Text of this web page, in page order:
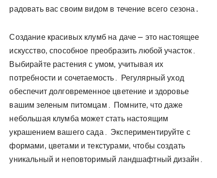
радовать вас своим видом в течение всего сезона․
Создание красивых клумб на даче ⎼ это настоящее
искусство‚ способное преобразить любой участок․
Выбирайте растения с умом‚ учитывая их
потребности и сочетаемость․ Регулярный уход
обеспечит долговременное цветение и здоровье
вашим зеленым питомцам․ Помните‚ что даже
небольшая клумба может стать настоящим
украшением вашего сада․ Экспериментируйте с
формами‚ цветами и текстурами‚ чтобы создать
уникальный и неповторимый ландшафтный дизайн․